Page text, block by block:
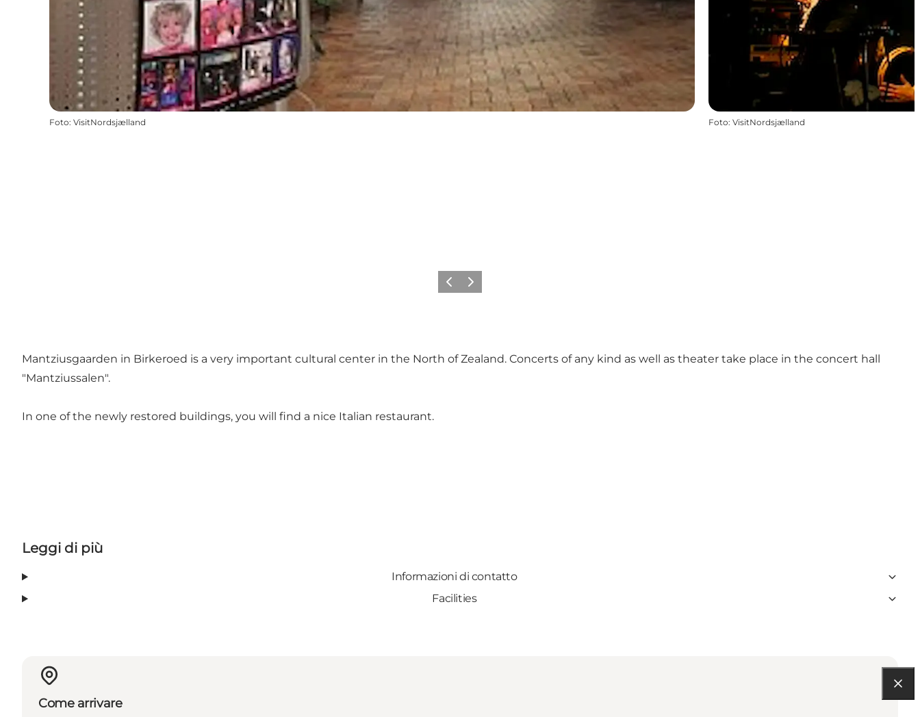
Foto: VisitNordsjælland Foto: VisitNordsjælland
Precedente
Avanti
Mantziusgaarden in Birkeroed is a very important cultural center in the North of Zealand. Concerts of any kind as well as theater take place in the concert hall
"Mantziussalen".
In one of the newly restored buildings, you will find a nice Italian restaurant.
Leggi di più
Informazioni di contatto
Facilities
Come arrivare